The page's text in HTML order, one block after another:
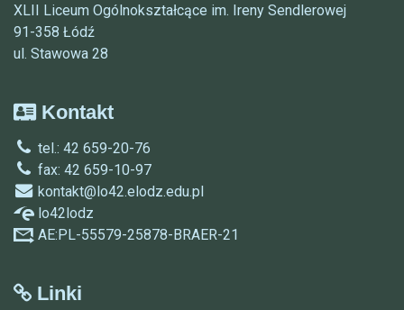
XLII Liceum Ogólnokształcące im. Ireny Sendlerowej
91-358 Łódź
ul. Stawowa 28
Kontakt
tel.: 42 659-20-76
fax: 42 659-10-97
kontakt@lo42.elodz.edu.pl
lo42lodz
AE:PL-55579-25878-BRAER-21
Linki